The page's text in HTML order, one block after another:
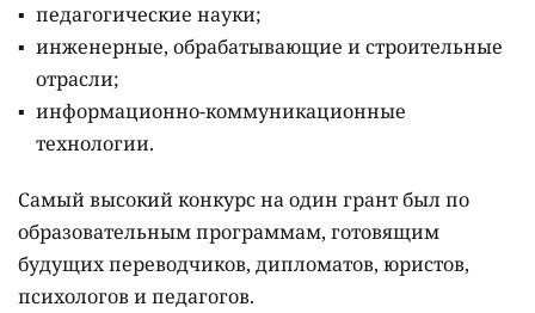
педагогические науки;
инженерные, обрабатывающие и строительные
отрасли;
информационно-коммуникационные
технологии.
Самый высокий конкурс на один грант был по
образовательным программам, готовящим
будущих переводчиков, дипломатов, юристов,
психологов и педагогов.